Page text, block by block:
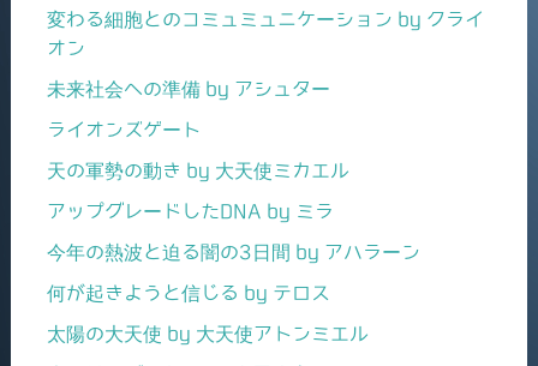
変わる細胞とのコミュミュニケーション by クライ
オン
未来社会への準備 by アシュター
ライオンズゲート
天の軍勢の動き by 大天使ミカエル
アップグレードしたDNA by ミラ
今年の熱波と迫る闇の3日間 by アハラーン
何が起きようと信じる by テロス
太陽の大天使 by 大天使アトンミエル